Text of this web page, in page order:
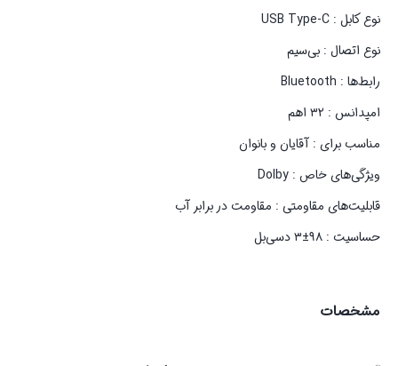
نوع کابل : USB Type-C
نوع اتصال : بی‌سیم
رابط‌ها : Bluetooth
امپدانس : ۳۲ اهم
مناسب برای : آقایان و بانوان
ویژگی‌های خاص : Dolby
قابلیت‌های مقاومتی : مقاومت در برابر آب
حساسیت : ۹۸±۳ دسی‌بل
مشخصات